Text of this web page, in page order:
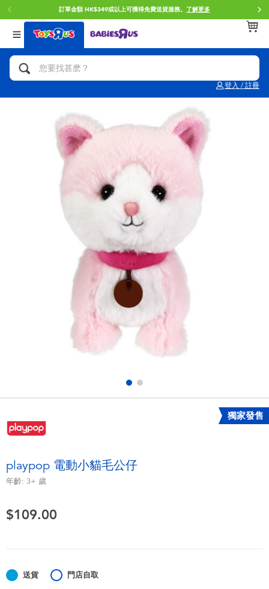
訂單金額 HK$349或以上可獲得免費送貨服務。 了解更多
登入 / 註冊
返回
分類目錄
人氣英雄,角色扮演,射擊玩具
拼砌組合及樂高LEGO
玩具車,貨車,火車及遙控系列
手工藝,文具,蠟筆,泥膠,畫板
娃娃, 芭比,收藏公仔
電子玩具
遊戲及拼圖系列
益智學習玩具
毛毛公仔玩具
夏日用品
任天堂 Switch
返回
品牌
Brunch Brother 早午餐兄弟
Spider-Man蜘蛛俠
Mini Brands
Play-Doh培樂多
Pokemon寶可夢
playpop
LEGO樂高
LeapFrog跳跳蛙
返回
年齢
0~2歳
5~7歳
8~11歳
12~14歳
14歳以上
獨家發售
playpop 電動小貓毛公仔
年齡: 3+ 歲
$109.00
送貨 門店自取